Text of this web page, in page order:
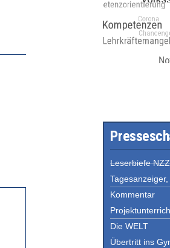
Leserbiefe
Kommentar
Die WELT
Übertritt ins